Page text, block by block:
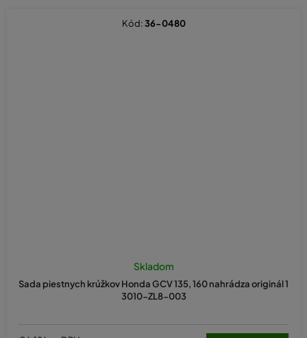
Sada piestnych krúžkov Honda GCV 135, 160 nahrádza originál 1
3010-ZL8-003
Skladom
Kód:36-0480